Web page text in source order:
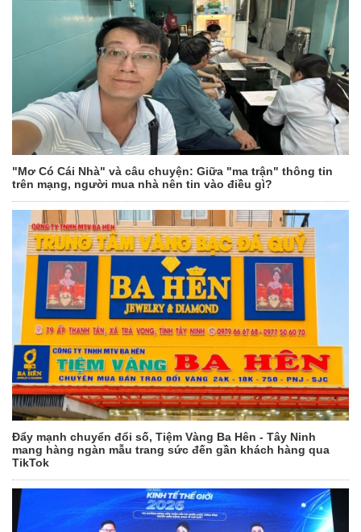
"Mơ Có Cái Nhà" và câu chuyện: Giữa "ma trận" thông tin
trên mạng, người mua nhà nên tin vào điều gì?
Đẩy mạnh chuyển đổi số, Tiệm Vàng Ba Hên - Tây Ninh
mang hàng ngàn mẫu trang sức đến gần khách hàng qua
TikTok